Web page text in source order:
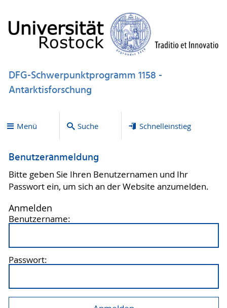
DFG-Schwerpunktprogramm 1158 -
Antarktisforschung
Menü Suche Schnelleinstieg
Benutzeranmeldung
Bitte geben Sie Ihren Benutzernamen und Ihr
Passwort ein, um sich an der Website anzumelden.
Anmelden
Benutzername:
Passwort: